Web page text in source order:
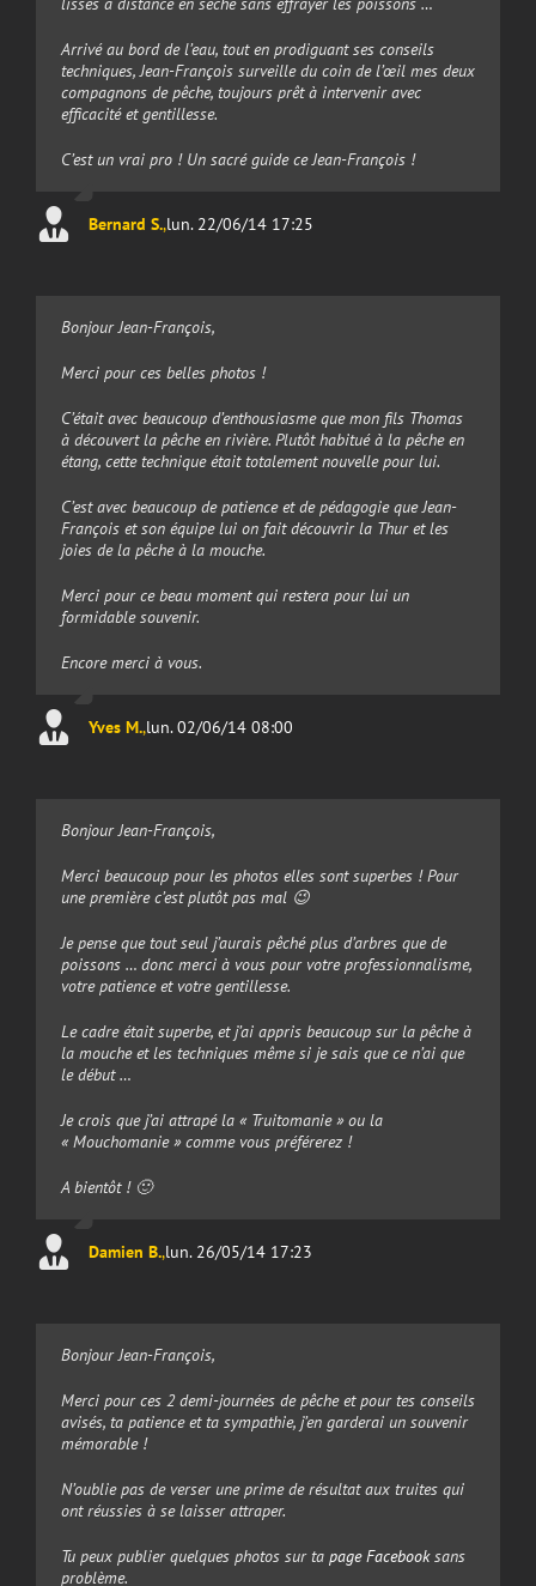
Arrivé au bord de l’eau, tout en prodiguant ses conseils
techniques, Jean-François surveille du coin de l’œil mes deux
compagnons de pêche, toujours prêt à intervenir avec
efficacité et gentillesse.
C’est un vrai pro ! Un sacré guide ce Jean-François !
Bernard S.,lun. 22/06/14 17:25
Bonjour Jean-François,
Merci pour ces belles photos !
C’était avec beaucoup d’enthousiasme que mon fils Thomas
à découvert la pêche en rivière. Plutôt habitué à la pêche en
étang, cette technique était totalement nouvelle pour lui.
C’est avec beaucoup de patience et de pédagogie que Jean-
François et son équipe lui on fait découvrir la Thur et les
joies de la pêche à la mouche.
Merci pour ce beau moment qui restera pour lui un
formidable souvenir.
Encore merci à vous.
Yves M.,lun. 02/06/14 08:00
Bonjour Jean-François,
Merci beaucoup pour les photos elles sont superbes ! Pour
une première c’est plutôt pas mal 😉
Je pense que tout seul j’aurais pêché plus d’arbres que de
poissons … donc merci à vous pour votre professionnalisme,
votre patience et votre gentillesse.
Le cadre était superbe, et j’ai appris beaucoup sur la pêche à
la mouche et les techniques même si je sais que ce n’ai que
le début …
Je crois que j’ai attrapé la « Truitomanie » ou la
« Mouchomanie » comme vous préférerez !
A bientôt ! 🙂
Damien B.,lun. 26/05/14 17:23
Bonjour Jean-François,
Merci pour ces 2 demi-journées de pêche et pour tes conseils
avisés, ta patience et ta sympathie, j’en garderai un souvenir
mémorable !
N’oublie pas de verser une prime de résultat aux truites qui
ont réussies à se laisser attraper.
Tu peux publier quelques photos sur ta page Facebooksans
problème.